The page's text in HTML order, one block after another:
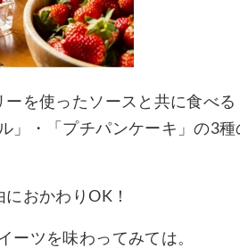
を使ったソースと共に食べる
」・「プチパンケーキ」の3
おかわりOK！
ーツを味わってみては。